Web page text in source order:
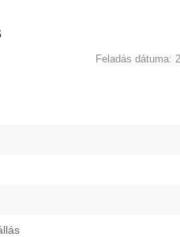
Feladás dátuma: